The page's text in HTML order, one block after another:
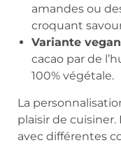
amandes ou
croquant
Variante
cacao par de
100% végétale.
La
plaisir de cuisiner.
avec différentes